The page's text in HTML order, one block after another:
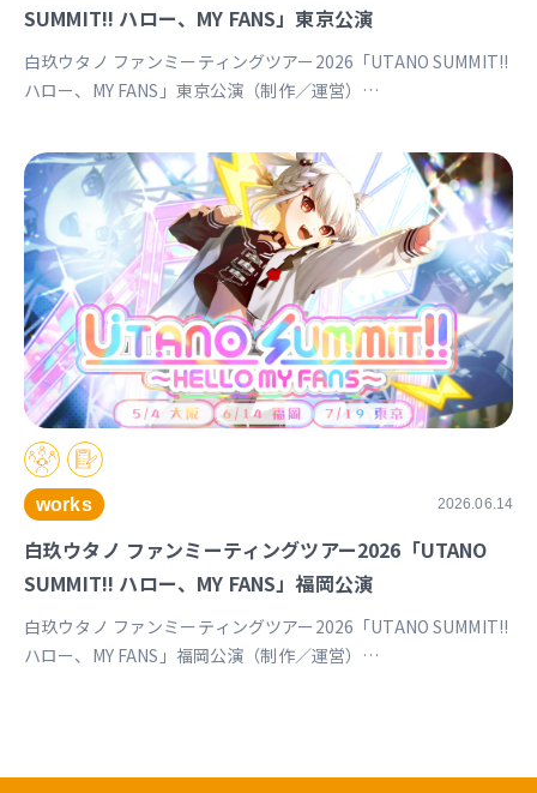
SUMMIT!! ハロー、MY FANS」東京公演
白玖ウタノ ファンミーティングツアー2026「UTANO SUMMIT!!
ハロー、MY FANS」東京公演（制作／運営）
works 2026.06.14
白玖ウタノ ファンミーティングツアー2026「UTANO
SUMMIT!! ハロー、MY FANS」福岡公演
白玖ウタノ ファンミーティングツアー2026「UTANO SUMMIT!!
ハロー、MY FANS」福岡公演（制作／運営）